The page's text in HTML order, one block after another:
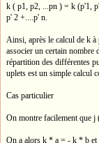
k ( p1, p2, ...pn ) = k (p'1,
p' 2 +....p' n.
Ainsi, après le calcul de k
associer un certain nombre
répartition des différentes
uplets est un simple calcul
Cas particulier
On montre facilement que
On a alors k * a = - k * b et